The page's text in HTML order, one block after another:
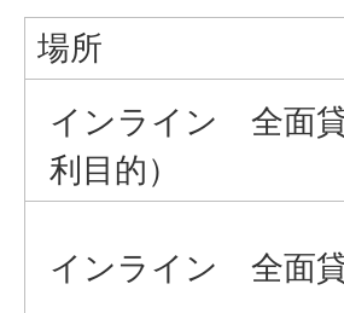
場所
インライン 全面
利目的）
インライン 全面